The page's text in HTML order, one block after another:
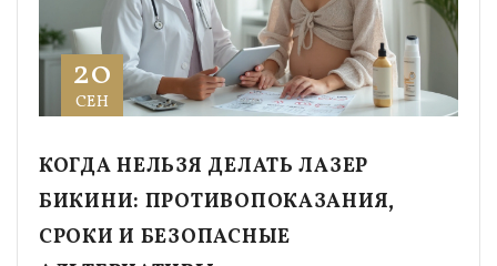
20
СЕН
КОГДА НЕЛЬЗЯ ДЕЛАТЬ ЛАЗЕР
БИКИНИ: ПРОТИВОПОКАЗАНИЯ,
СРОКИ И БЕЗОПАСНЫЕ